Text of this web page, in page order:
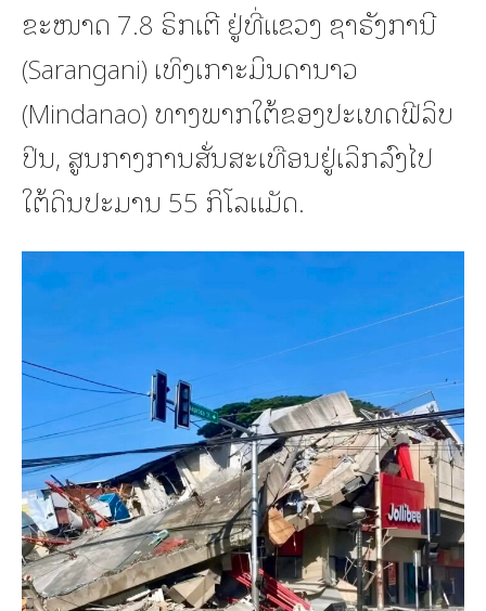
ຂະໜາດ 7.8 ຣິກເຕີ ຢູ່ທີ່ແຂວງ ຊາຣັງການີ
(Sarangani) ເທິງເກາະມິນດານາວ
(Mindanao) ທາງພາກໃຕ້ຂອງປະເທດຟີລິບ
ປິນ, ສູນກາງການສັ່ນສະເທືອນຢູ່ເລິກລົງໄປ
ໃຕ້ດິນປະມານ 55 ກິໂລແມັດ.